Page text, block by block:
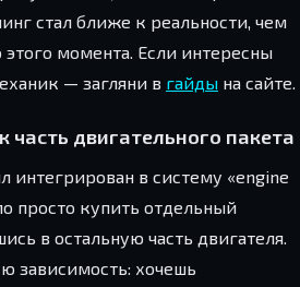
стал ближе к реальности, чем
момента. Если интересны
— загляни в гайды на сайте.
часть двигательного пакета
интегрирован в систему «engine
просто купить отдельный
в остальную часть двигателя.
зависимость: хочешь